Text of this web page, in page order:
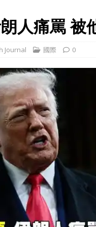
人痛罵 被
Journal 國際 0